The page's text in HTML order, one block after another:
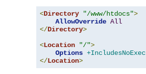
<Directory "/www/htdocs">
AllowOverride All
</Directory>
<Location "/">
Options +IncludesNoExec
</Location>